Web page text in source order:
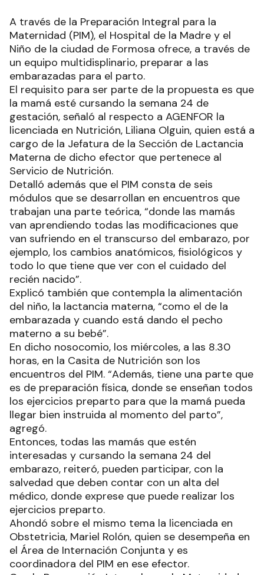
A través de la Preparación Integral para la
Maternidad (PIM), el Hospital de la Madre y el
Niño de la ciudad de Formosa ofrece, a través de
un equipo multidisplinario, preparar a las
embarazadas para el parto.
El requisito para ser parte de la propuesta es que
la mamá esté cursando la semana 24 de
gestación, señaló al respecto a AGENFOR la
licenciada en Nutrición, Liliana Olguin, quien está a
cargo de la Jefatura de la Sección de Lactancia
Materna de dicho efector que pertenece al
Servicio de Nutrición.
Detalló además que el PIM consta de seis
módulos que se desarrollan en encuentros que
trabajan una parte teórica, “donde las mamás
van aprendiendo todas las modificaciones que
van sufriendo en el transcurso del embarazo, por
ejemplo, los cambios anatómicos, fisiológicos y
todo lo que tiene que ver con el cuidado del
recién nacido”.
Explicó también que contempla la alimentación
del niño, la lactancia materna, “como el de la
embarazada y cuando está dando el pecho
materno a su bebé”.
En dicho nosocomio, los miércoles, a las 8.30
horas, en la Casita de Nutrición son los
encuentros del PIM. “Además, tiene una parte que
es de preparación física, donde se enseñan todos
los ejercicios preparto para que la mamá pueda
llegar bien instruida al momento del parto”,
agregó.
Entonces, todas las mamás que estén
interesadas y cursando la semana 24 del
embarazo, reiteró, pueden participar, con la
salvedad que deben contar con un alta del
médico, donde exprese que puede realizar los
ejercicios preparto.
Ahondó sobre el mismo tema la licenciada en
Obstetricia, Mariel Rolón, quien se desempeña en
el Área de Internación Conjunta y es
coordinadora del PIM en ese efector.